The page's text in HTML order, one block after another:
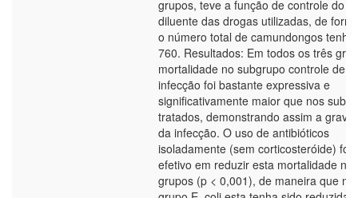
grupos, teve a função de controle do
diluente das drogas utilizadas, de
o número total de camundongos tenha
760. Resultados: Em todos os três
mortalidade no subgrupo controle de
infecção foi bastante expressiva e
significativamente maior que nos
tratados, demonstrando assim a
da infecção. O uso de antibióticos
isoladamente (sem corticosteróide) foi
efetivo em reduzir esta mortalidade
grupos (p < 0,001), de maneira que no